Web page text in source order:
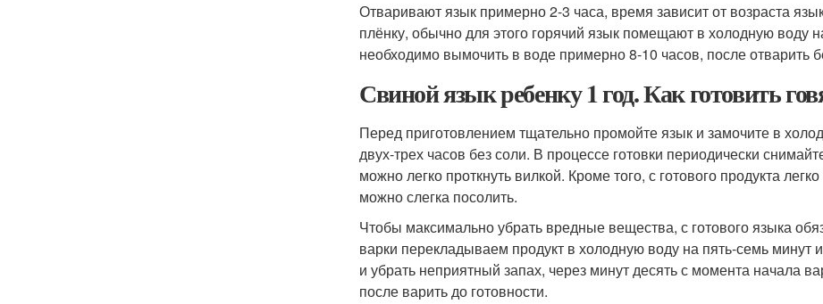
Отваривают язык примерно 2-3 часа, время зависит от возраста
плёнку, обычно для этого горячий язык помещают в холодную воду
необходимо вымочить в воде примерно 8-10 часов, после отварить
Свиной язык ребенку 1 год. Как готовить
Перед приготовлением тщательно промойте язык и замочите в
двух-трех часов без соли. В процессе готовки периодически
можно легко проткнуть вилкой. Кроме того, с готового продукта
можно слегка посолить.
Чтобы максимально убрать вредные вещества, с готового языка
варки перекладываем продукт в холодную воду на пять-семь
и убрать неприятный запах, через минут десять с момента начала
после варить до готовности.